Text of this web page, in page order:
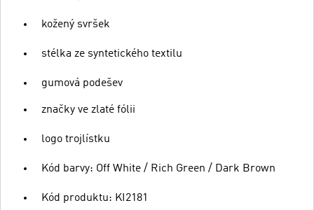
kožený svršek
stélka ze syntetického textilu
gumová podešev
značky ve zlaté fólii
logo trojlístku
Kód barvy: Off White / Rich Green / Dark Brown
Kód produktu: KI2181